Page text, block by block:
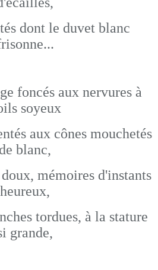
dont le duvet blanc
aux nervures à
soyeux
aux cônes mouchetés
de blanc,
mémoires d'instants
heureux,
tordues, à la stature
grande,